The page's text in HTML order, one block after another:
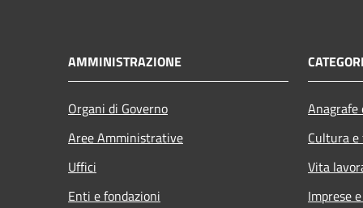
AMMINISTRAZIONE
Organi di Governo
Aree Amministrative
Uffici
Enti e fondazioni
Cultura
Vita
Imprese